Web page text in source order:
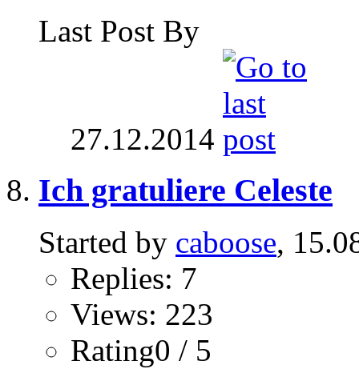
Last Post By
27.12.2014
Ich gratuliere Celeste
Started by caboose,
Replies: 7
Views: 223
Rating0 / 5